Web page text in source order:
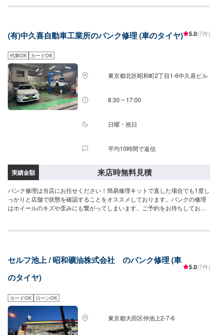
様が思い描いた夢を並走できるパートナーでありたいと考えています。【お
窓口から実際の作業、納車に至るまでを一人の職人が担当しています。それ
あります。専門性の高さやスキルの高いサービスをお客様に提供し「また来
るよ！」と言っていただくプロセスが優流のトータルサービスです。【1】オ
ファーにてお問い合わせ【2】ご来店・入庫・お見積り【3】お見積りにご納
得いただければ作業開始【4】仕上がり次第納車【代車について】代車をご用
意しています。お車の作業中は代車をご利用ください。※代車の燃料代はお客
様にご負担いただいております。【定休日・営業時間】定休日：日曜・祝日
営業時間：9:00~19:00
(有)中久喜自動車工業所のパンク修理 (車のタイヤ) 5.0(7件)
代車OK カードOK
東京都北区昭和町2丁目1-6中久喜ビル
8:30 ~ 17:00
日曜・祝日
平均10時間で返信
実績金額 来店時無料見積
パンク修理は当店にお任せください！簡易修理キットで直した場合でも1度し
っかりと店舗で状態を確認することをオススメしております。パンクの修理
はホイールのキズや歪みにも繋がってしまいます。ご予約をお待ちしており
セルフ池上 / 昭和礦油株式会社 のパンク修理 (車
のタイヤ)
5.0(7件)
カードOK ローンOK
東京都大田区仲池上2-7-6